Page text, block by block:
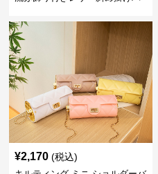
¥2,170 (税込)